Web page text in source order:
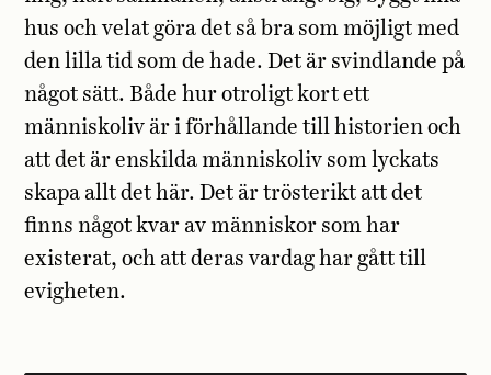
hus och velat göra det så bra som möjligt med
den lilla tid som de hade. Det är svindlande på
något sätt. Både hur otroligt kort ett
människoliv är i förhållande till historien och
att det är enskilda människoliv som lyckats
skapa allt det här. Det är trösterikt att det
finns något kvar av människor som har
existerat, och att deras vardag har gått till
evigheten.